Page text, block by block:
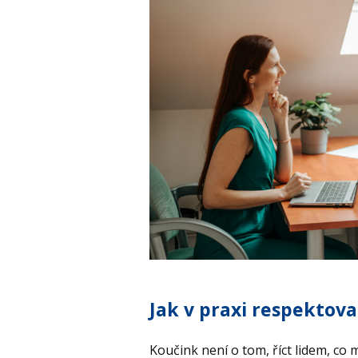
Jak v praxi
Koučink není o tom, říct lidem, co